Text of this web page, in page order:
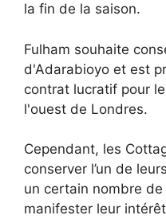
la fin de la saison.
Fulham souhaite
d'Adarabioyo et est
contrat lucratif pour
l'ouest de Londres.
Cependant, les
conserver l’un de
un certain nombre
manifester leur